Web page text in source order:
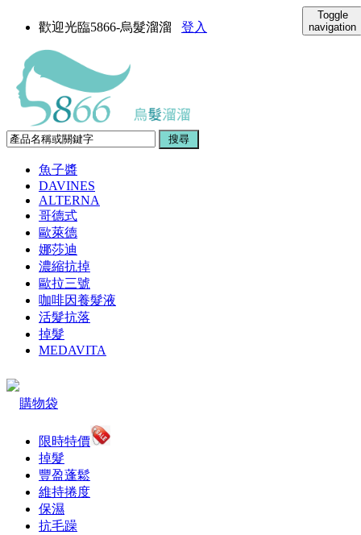
歡迎光臨5866-烏髮溜溜 登入
Toggle
navigation
魚子醬
DAVINES
ALTERNA
哥德式
歐萊德
娜莎迪
濃縮抗掉
歐拉三號
咖啡因養髮液
活髮抗落
掉髮
MEDAVITA
購物袋
限時特價
掉髮
豐盈蓬鬆
維持捲度
保濕
抗毛躁